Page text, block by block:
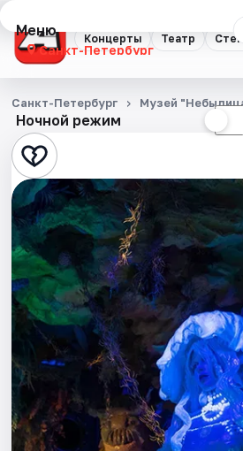
Концерты Театр
Меню
Санкт-Петербург
Концерты
Театр
Стендап
Выставки
Квесты
Экскурсии
Спорт
События
Города
Ночной режим
Санкт-Петербург Музей